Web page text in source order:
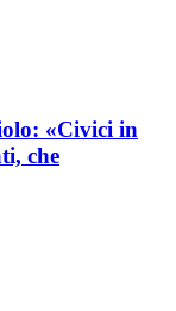
«Civici in
che